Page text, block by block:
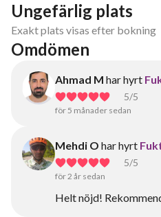
Ungefärlig plats
Exakt plats visas efter bokning
Omdömen
Ahmad M har hyrt
5/5
för 5 månader sedan
Mehdi O har hyrt
5/5
för 2 år sedan
Helt nöjd!